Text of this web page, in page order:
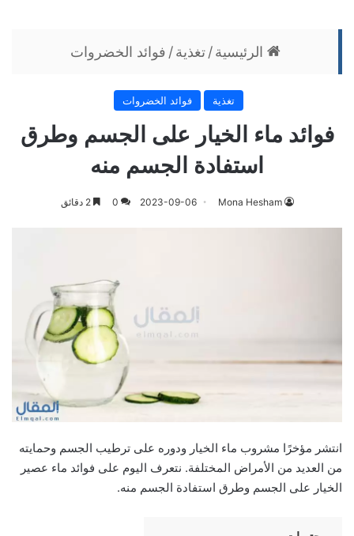
الرئيسية / تغذية / فوائد الخضروات
تغذية فوائد الخضروات
فوائد ماء الخيار على الجسم وطرق
استفادة الجسم منه
Mona Hesham
2023-09-06
0 2 دقائق
انتشر مؤخرًا مشروب ماء الخيار ودوره على ترطيب الجسم وحمايته
من العديد من الأمراض المختلفة. نتعرف اليوم على فوائد ماء عصير
الخيار على الجسم وطرق استفادة الجسم منه.